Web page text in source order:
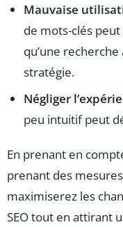
Mauvaise
de mots-clés
qu’une
stratégie.
Négliger
peu intuitif peut
En prenant en
prenant des
maximiserez les
SEO tout en attirant